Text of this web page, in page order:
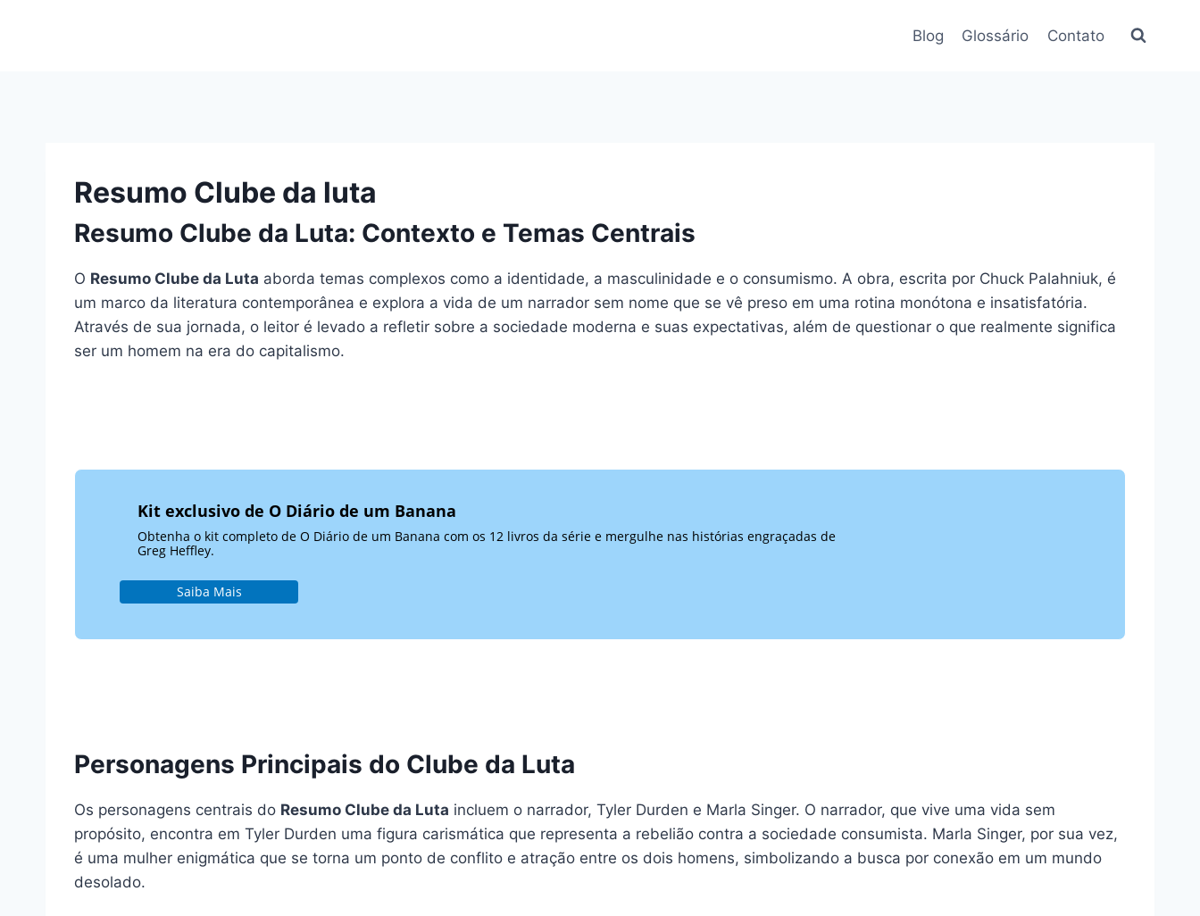
Blog Glossário Contato
Resumo Clube da luta
Resumo Clube da Luta: Contexto e Temas Centrais
O Resumo Clube da Luta aborda temas complexos como a identidade, a masculinidade e o consumismo. A obra, escrita por Chuck Palahniuk, é
um marco da literatura contemporânea e explora a vida de um narrador sem nome que se vê preso em uma rotina monótona e insatisfatória.
Através de sua jornada, o leitor é levado a refletir sobre a sociedade moderna e suas expectativas, além de questionar o que realmente significa
ser um homem na era do capitalismo.
Kit exclusivo de O Diário de um Banana
Obtenha o kit completo de O Diário de um Banana com os 12 livros da série e mergulhe nas histórias engraçadas de
Greg Heffley.
Saiba Mais
Personagens Principais do Clube da Luta
Os personagens centrais do Resumo Clube da Luta incluem o narrador, Tyler Durden e Marla Singer. O narrador, que vive uma vida sem
propósito, encontra em Tyler Durden uma figura carismática que representa a rebelião contra a sociedade consumista. Marla Singer, por sua vez,
é uma mulher enigmática que se torna um ponto de conflito e atração entre os dois homens, simbolizando a busca por conexão em um mundo
desolado.